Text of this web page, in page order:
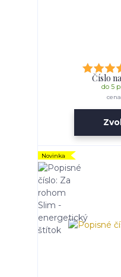
Číslo
do 5
Novinka